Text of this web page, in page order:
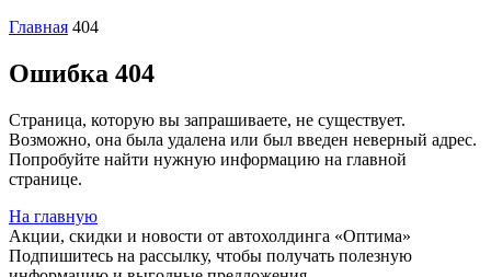
Главная 404
Ошибка 404
Страница, которую вы запрашиваете, не существует.
Возможно, она была удалена или был введен неверный адрес.
Попробуйте найти нужную информацию на главной
странице.
На главную
Акции, скидки и новости от автохолдинга «Оптима»
Подпишитесь на рассылку, чтобы получать полезную